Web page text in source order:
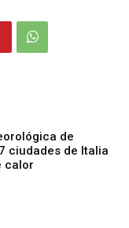
de
ciudades de Italia
calor